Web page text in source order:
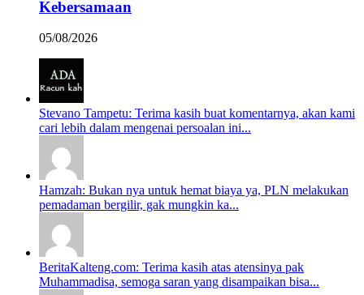
Kebersamaan
05/08/2026
Stevano Tampetu: Terima kasih buat komentarnya, akan kami
cari lebih dalam mengenai persoalan ini...
Hamzah: Bukan nya untuk hemat biaya ya, PLN melakukan
pemadaman bergilir, gak mungkin ka...
BeritaKalteng.com: Terima kasih atas atensinya pak
Muhammadisa, semoga saran yang disampaikan bisa...